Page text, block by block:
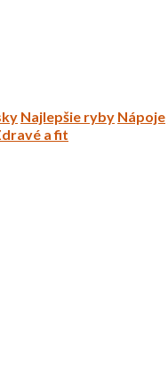
Najlepšie ryby Nápoje
a fit